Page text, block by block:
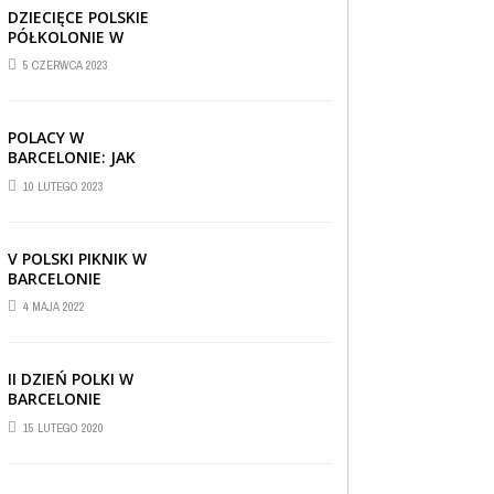
DZIECIĘCE POLSKIE
PÓŁKOLONIE W
BARCELONIE
5 CZERWCA 2023
POLACY W
BARCELONIE: JAK
RADZĄ SOBIE ZA
GRANICĄ
10 LUTEGO 2023
V POLSKI PIKNIK W
BARCELONIE
4 MAJA 2022
II DZIEŃ POLKI W
BARCELONIE
15 LUTEGO 2020